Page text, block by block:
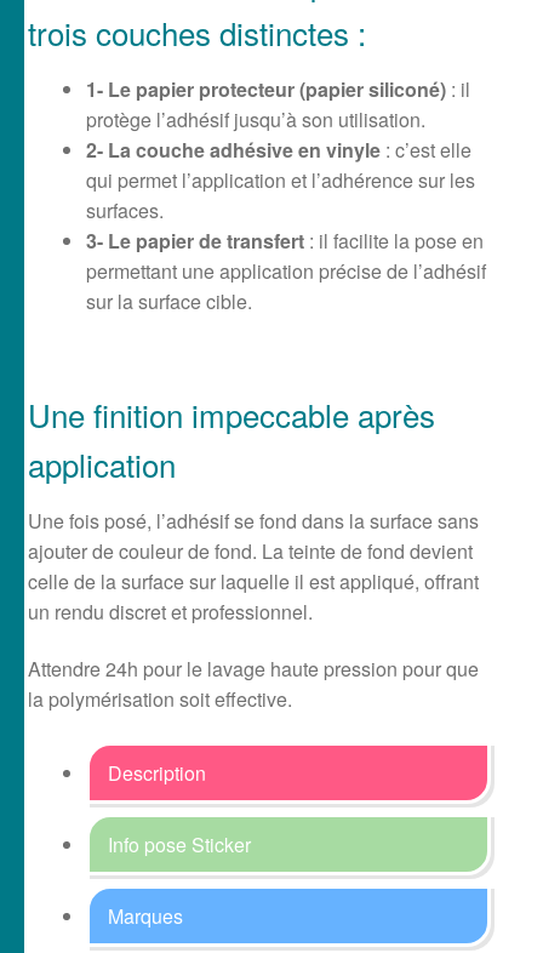
trois couches distinctes :
1- Le papier protecteur (papier siliconé): il
protège l’adhésif jusqu’à son utilisation.
2- La couche adhésive en vinyle: c’est elle
qui permet l’application et l’adhérence sur les
surfaces.
3- Le papier de transfert: il facilite la pose en
permettant une application précise de l’adhésif
sur la surface cible.
Une finition impeccable après
application
Une fois posé, l’adhésif se fond dans la surface sans
ajouter de couleur de fond. La teinte de fond devient
celle de la surface sur laquelle il est appliqué, offrant
un rendu discret et professionnel.
Attendre 24h pour le lavage haute pression pour que
la polymérisation soit effective.
Description
Info pose Sticker
Marques